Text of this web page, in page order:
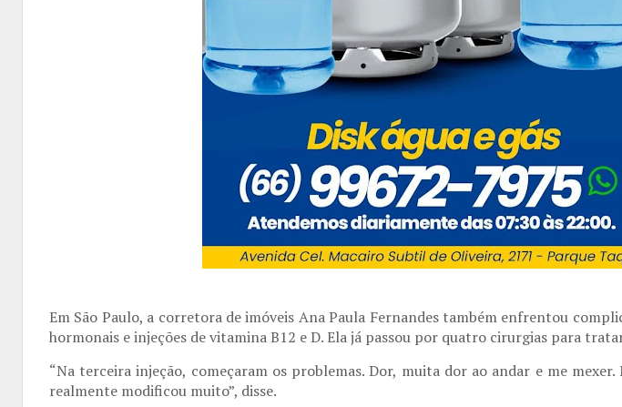
Em São Paulo, a corretora de imóveis Ana Paula Fernandes também enfrentou
hormonais e injeções de vitamina B12 e D. Ela já passou por quatro cirurgias para
“Na terceira injeção, começaram os problemas. Dor, muita dor ao andar e me
realmente modificou muito”, disse.